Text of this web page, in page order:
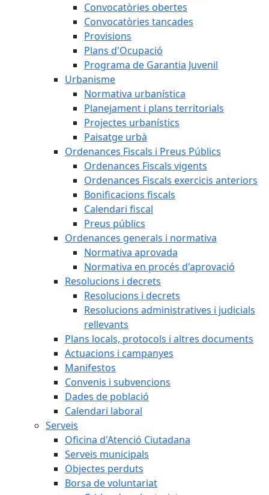
Convocatòries obertes
Convocatòries tancades
Provisions
Plans d'Ocupació
Programa de Garantia Juvenil
Urbanisme
Normativa urbanística
Planejament i plans territorials
Projectes urbanístics
Paisatge urbà
Ordenances Fiscals i Preus Públics
Ordenances Fiscals vigents
Ordenances Fiscals exercicis anteriors
Bonificacions fiscals
Calendari fiscal
Preus públics
Ordenances generals i normativa
Normativa aprovada
Normativa en procés d'aprovació
Resolucions i decrets
Resolucions i decrets
Resolucions administratives i judicials
rellevants
Plans locals, protocols i altres documents
Actuacions i campanyes
Manifestos
Convenis i subvencions
Dades de població
Calendari laboral
Serveis
Oficina d'Atenció Ciutadana
Serveis municipals
Objectes perduts
Borsa de voluntariat